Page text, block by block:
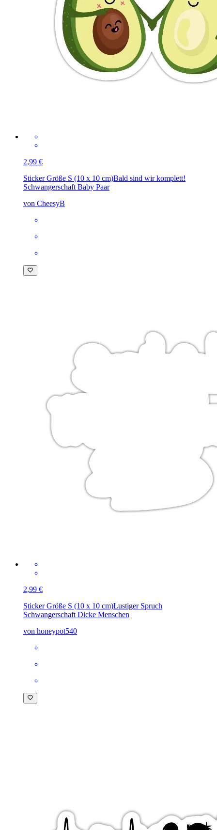
2,99 €
Sticker Größe S (10 x 10 cm)Bald sind wir komplett!
Schwangerschaft Baby Paar
von CheesyB
2,99 €
Sticker Größe S (10 x 10 cm)Lustiger Spruch
Schwangerschaft Dicke Menschen
von honeypot540